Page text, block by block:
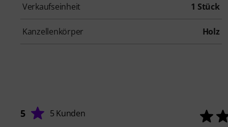
Verkaufseinheit 1 Stück
Kanzellenkörper Holz
5 5 Kunden